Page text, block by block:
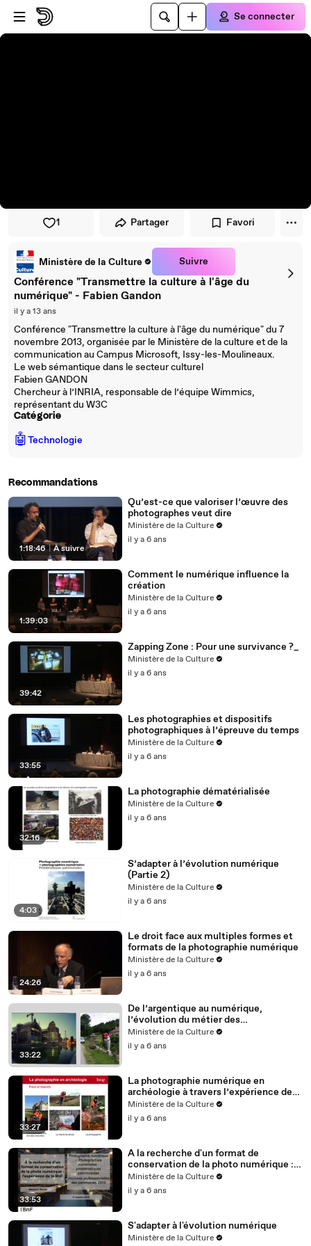
Passer au player
Passer au contenu principal
Se connecter
1 Partager Favori
Ministère de la Culture Suivre
Conférence "Transmettre la culture à l'âge du
numérique" - Fabien Gandon
il y a 13 ans
Conférence "Transmettre la culture à l'âge du numérique" du 7
novembre 2013, organisée par le Ministère de la culture et de la
communication au Campus Microsoft, Issy-les-Moulineaux.
Le web sémantique dans le secteur culturel
Fabien GANDON
Chercheur à l’INRIA, responsable de l’équipe Wimmics,
représentant du W3C
Catégorie
🤖Technologie
Recommandations
1:18:46 | À suivre
Qu’est-ce que valoriser l’œuvre des
photographes veut dire
Ministère de la Culture
il y a 6 ans
1:39:03
Comment le numérique influence la
création
Ministère de la Culture
il y a 6 ans
39:42
Zapping Zone : Pour une survivance ?_
Ministère de la Culture
il y a 6 ans
33:55
Les photographies et dispositifs
photographiques à l’épreuve du temps
Ministère de la Culture
il y a 6 ans
32:16
La photographie dématérialisée
Ministère de la Culture
il y a 6 ans
4:03
S’adapter à l’évolution numérique
(Partie 2)
Ministère de la Culture
il y a 6 ans
24:26
Le droit face aux multiples formes et
formats de la photographie numérique
Ministère de la Culture
il y a 6 ans
33:22
De l’argentique au numérique,
l’évolution du métier des
photographes du service Patrimoines
et Inventaire de la région-Ile-de-
France
Ministère de la Culture
il y a 6 ans
33:27
La photographie numérique en
archéologie à travers l’expérience de
l’INRAP.
Ministère de la Culture
il y a 6 ans
33:53
A la recherche d'un format de
conservation de la photo numérique :
l'expérience de la BNF
Ministère de la Culture
il y a 6 ans
S'adapter à l'évolution numérique
Ministère de la Culture